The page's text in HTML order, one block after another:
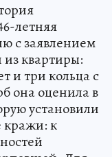
летняя
с заявлением
квартиры:
и три кольца с
она оценила в
установили
кражи: к